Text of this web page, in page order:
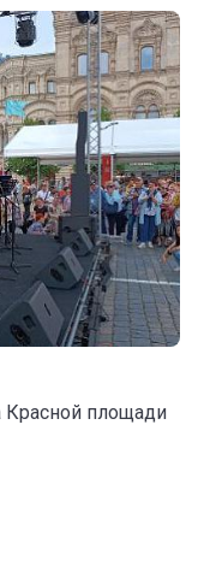
Красной площади